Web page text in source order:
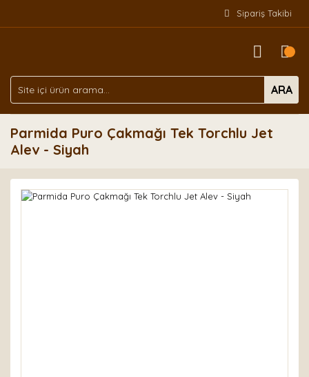
Sipariş Takibi
ARA
Parmida Puro Çakmağı Tek Torchlu Jet
Alev - Siyah